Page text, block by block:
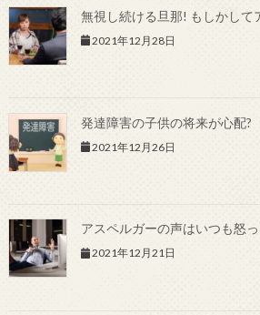
無視し続ける旦那! もしかして
2021年12月28日
発達障害の子供の将来が心配?
2021年12月26日
アスペルガーの声はいつも怒
2021年12月21日